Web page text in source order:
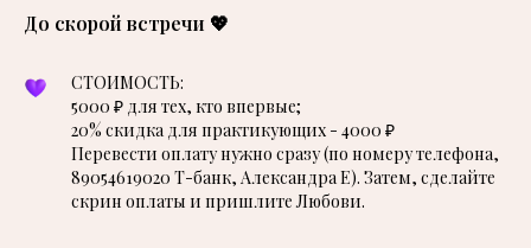
До скорой встречи 💖
СТОИМОСТЬ:
5000 ₽ для тех, кто впервые;
20% скидка для практикующих - 4000 ₽
Перевести оплату нужно сразу (по номеру телефона,
89054619020 Т-банк, Александра Е). Затем, сделайте
скрин оплаты и пришлите Любови.